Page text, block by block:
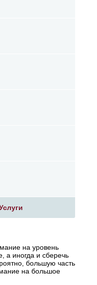
на уровень
а иногда и сберечь
большую часть
на большое